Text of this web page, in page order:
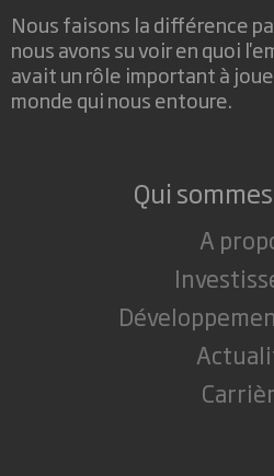
Nous faisons la différence
nous avons su voir en quoi
avait un rôle important à
monde qui nous entoure.
Qui
A